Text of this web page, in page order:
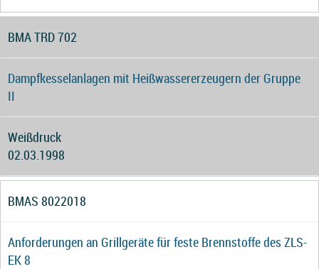
BMA TRD 702
Dampfkesselanlagen mit Heißwassererzeugern der Gruppe
II
Weißdruck
02.03.1998
BMAS 8022018
Anforderungen an Grillgeräte für feste Brennstoffe des ZLS-
EK 8